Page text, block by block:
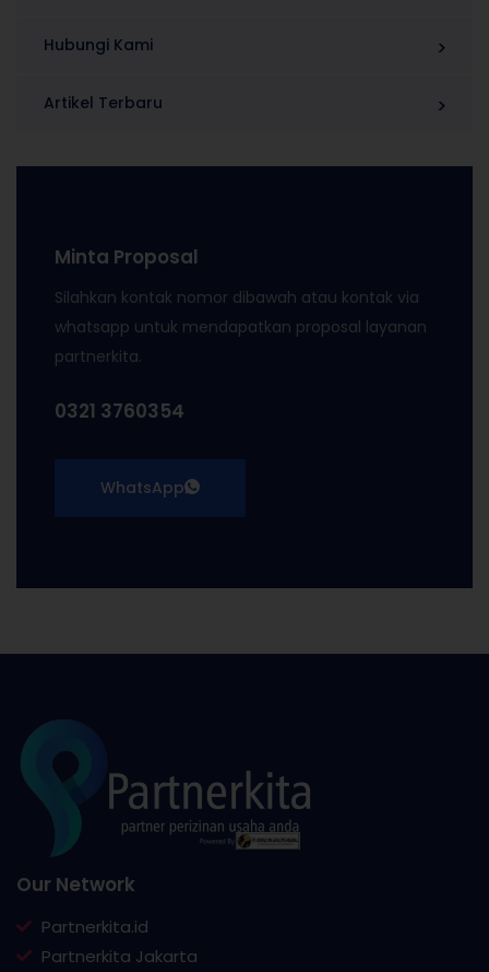
Hubungi Kami
Artikel Terbaru
Minta Proposal
Silahkan kontak nomor dibawah atau kontak via
whatsapp untuk mendapatkan proposal layanan
partnerkita.
0321 3760354
WhatsApp
Our Network
Partnerkita.id
Partnerkita Jakarta